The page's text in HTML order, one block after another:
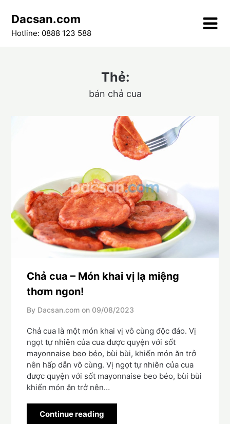
content
Dacsan.com
Hotline: 0888 123 588
Thẻ:
bán chả cua
Chả cua – Món khai vị lạ miệng
thơm ngon!
By Dacsan.com on 09/08/2023
Chả cua là một món khai vị vô cùng độc đáo. Vị
ngọt tự nhiên của cua được quyện với sốt
mayonnaise beo béo, bùi bùi, khiến món ăn trở
nên hấp dẫn vô cùng. Vị ngọt tự nhiên của cua
được quyện với sốt mayonnaise beo béo, bùi bùi
khiến món ăn trở nên…
Continue reading